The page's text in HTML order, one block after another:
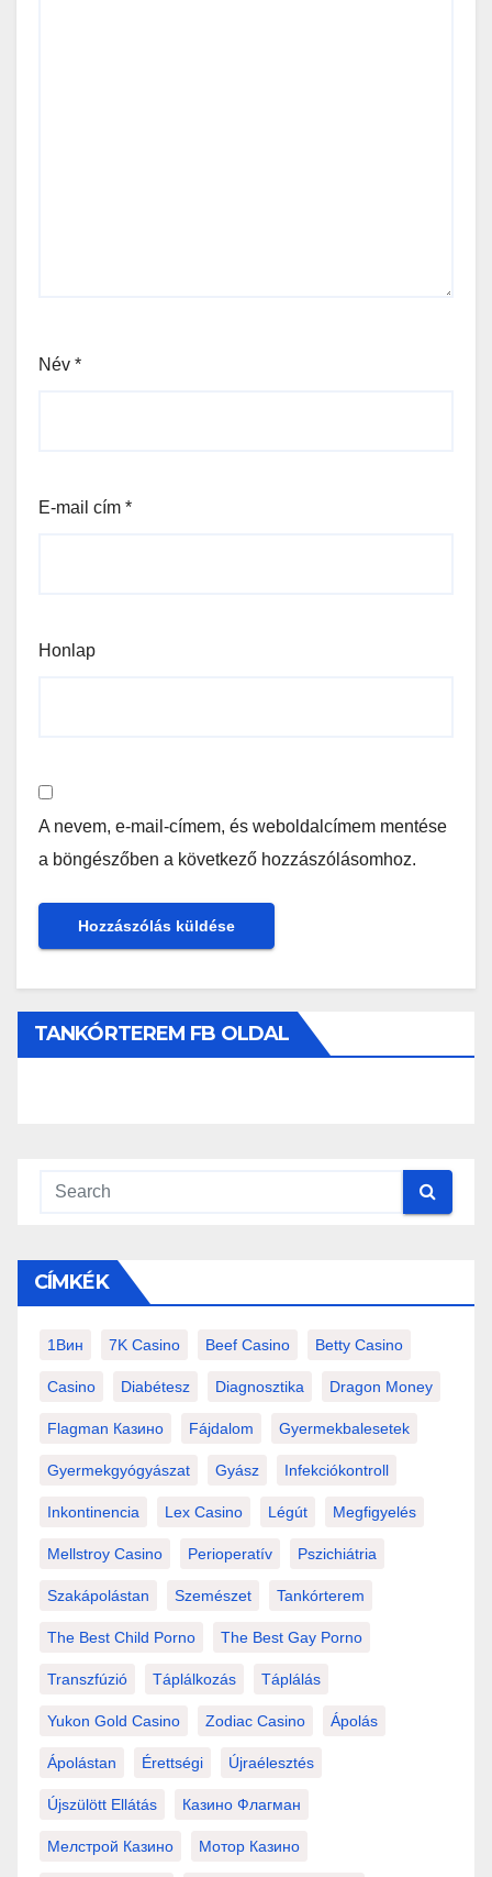
Név *
E-mail cím *
Honlap
A nevem, e-mail-címem, és weboldalcímem mentése
a böngészőben a következő hozzászólásomhoz.
TANKÓRTEREM FB OLDAL
CÍMKÉK
1Вин 7K Casino Beef Casino Betty Casino
Casino Diabétesz Diagnosztika Dragon Money
Flagman Казино Fájdalom Gyermekbalesetek
Gyermekgyógyászat Gyász Infekciókontroll
Inkontinencia Lex Casino Légút Megfigyelés
Mellstroy Casino Perioperatív Pszichiátria
Szakápolástan Szemészet Tankórterem
The Best Child Porno The Best Gay Porno
Transzfúzió Táplálkozás Táplálás
Yukon Gold Casino Zodiac Casino Ápolás
Ápolástan Érettségi Újraélesztés
Újszülött Ellátás Казино Флагман
Мелстрой Казино Мотор Казино